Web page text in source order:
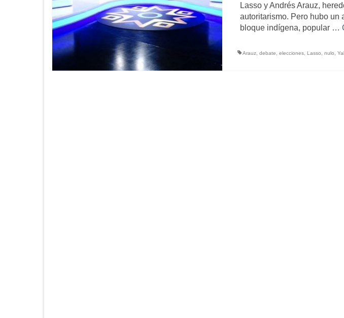
Lasso y Andrés Arauz,
autoritarismo. Pero hubo un
bloque indígena, popular …
Arauz, debate elecciones, Lasso nulo